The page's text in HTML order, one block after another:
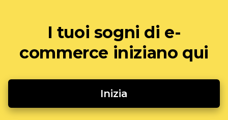
I tuoi sogni di e-
commerce iniziano qui
Inizia